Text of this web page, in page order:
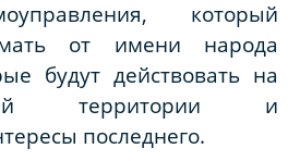
который
от имени народа
будут действовать на
территории и
последнего.